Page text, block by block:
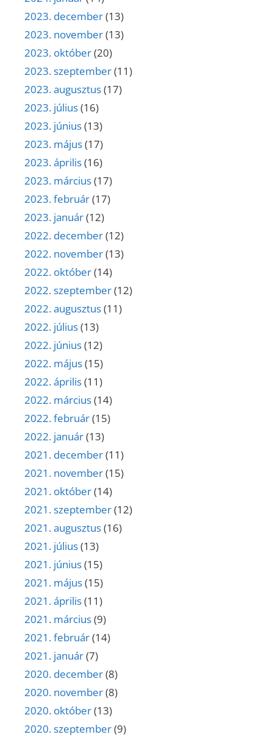
2023. december(13)
2023. november(13)
2023. október(20)
2023. szeptember(11)
2023. augusztus(17)
2023. július(16)
2023. június(13)
2023. május(17)
2023. április(16)
2023. március(17)
2023. február(17)
2023. január(12)
2022. december(12)
2022. november(13)
2022. október(14)
2022. szeptember(12)
2022. augusztus(11)
2022. július(13)
2022. június(12)
2022. május(15)
2022. április(11)
2022. március(14)
2022. február(15)
2022. január(13)
2021. december(11)
2021. november(15)
2021. október(14)
2021. szeptember(12)
2021. augusztus(16)
2021. július(13)
2021. június(15)
2021. május(15)
2021. április(11)
2021. március(9)
2021. február(14)
2021. január(7)
2020. december(8)
2020. november(8)
2020. október(13)
2020. szeptember(9)